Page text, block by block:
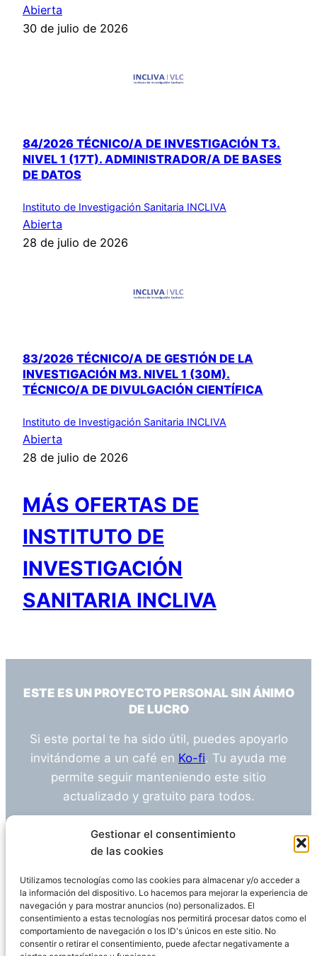
Gestionar el consentimiento
de las cookies
Utilizamos tecnologías como las cookies para almacenar y/o acceder a
la información del dispositivo. Lo hacemos para mejorar la experiencia de
navegación y para mostrar anuncios (no) personalizados. El
consentimiento a estas tecnologías nos permitirá procesar datos como el
comportamiento de navegación o los ID's únicos en este sitio. No
consentir o retirar el consentimiento, puede afectar negativamente a
Abierta
30 de julio de 2026
84/2026 TÉCNICO/A DE INVESTIGACIÓN T3.
NIVEL 1 (17T). ADMINISTRADOR/A DE BASES
DE DATOS
Instituto de Investigación Sanitaria INCLIVA
Abierta
28 de julio de 2026
83/2026 TÉCNICO/A DE GESTIÓN DE LA
INVESTIGACIÓN M3. NIVEL 1 (30M).
TÉCNICO/A DE DIVULGACIÓN CIENTÍFICA
Instituto de Investigación Sanitaria INCLIVA
Abierta
28 de julio de 2026
MÁS OFERTAS DE
INSTITUTO DE
INVESTIGACIÓN
SANITARIA INCLIVA
ESTE ES UN PROYECTO PERSONAL SIN ÁNIMO
DE LUCRO
Si este portal te ha sido útil, puedes apoyarlo
invitándome a un café en Ko-fi. Tu ayuda me
permite seguir manteniendo este sitio
actualizado y gratuito para todos.
¿Tienes alguna duda o sugerencia? Escríbeme
info@empleosanitarioinvestigacion.es
Descargo de Responsabilidad
Declaración de Privacidad Política de cookies